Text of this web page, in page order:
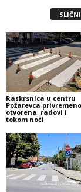
Raskrsnica u centru
Požarevca privremeno
otvorena, radovi i
tokom noći